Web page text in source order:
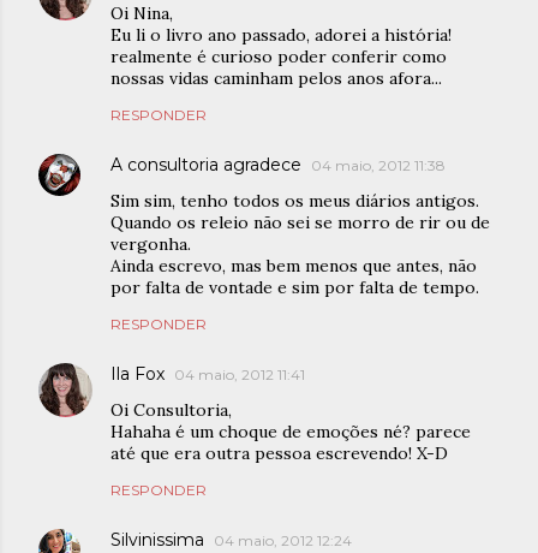
Oi Nina,
Eu li o livro ano passado, adorei a história!
realmente é curioso poder conferir como
nossas vidas caminham pelos anos afora...
RESPONDER
A consultoria agradece 04 maio, 2012 11:38
Sim sim, tenho todos os meus diários antigos.
Quando os releio não sei se morro de rir ou de
vergonha.
Ainda escrevo, mas bem menos que antes, não
por falta de vontade e sim por falta de tempo.
RESPONDER
Ila Fox 04 maio, 2012 11:41
Oi Consultoria,
Hahaha é um choque de emoções né? parece
até que era outra pessoa escrevendo! X-D
RESPONDER
Silvinissima 04 maio, 2012 12:24